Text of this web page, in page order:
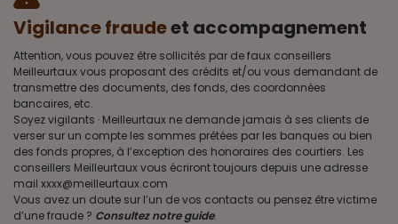
Vigilance fraudeet accompagnement
Attention, vous pouvez être sollicités par de faux conseillers
Meilleurtaux vous proposant des crédits et/ou vous demandant de
transmettre des documents, des fonds, des coordonnées
bancaires, etc.
Soyez vigilants · Meilleurtaux ne demande jamais à ses clients de
verser sur un compte les sommes prêtées par les banques ou bien
des fonds propres, à l’exception des honoraires des courtiers. Les
conseillers Meilleurtaux vous écriront toujours depuis une adresse
mail xxxx@meilleurtaux.com
Vous avez un doute sur l’un de vos contacts ou pensez être victime
d’une fraude ? Consultez notre guide.